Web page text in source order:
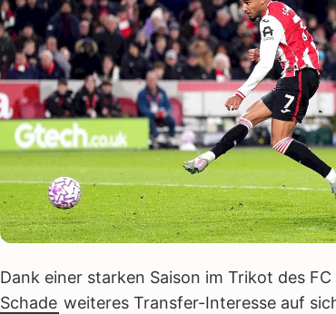
Dank einer starken Saison im Trikot des
Schade weiteres Transfer-Interesse auf